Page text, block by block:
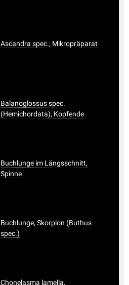
Ascandra spec., Mikropräparat
Balanoglossus spec.
(Hemichordata), Kopfende
Buchlunge im Längsschnitt,
Spinne
Buchlunge, Skorpion (Buthus
spec.)
Chonelasma lamella,